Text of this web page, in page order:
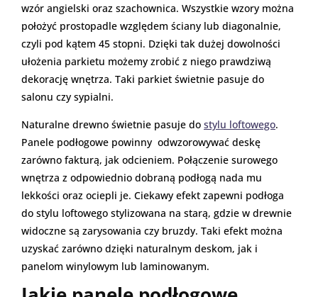
wzór angielski oraz szachownica. Wszystkie wzory można
położyć prostopadle względem ściany lub diagonalnie,
czyli pod kątem 45 stopni. Dzięki tak dużej dowolności
ułożenia parkietu możemy zrobić z niego prawdziwą
dekorację wnętrza. Taki parkiet świetnie pasuje do
salonu czy sypialni.
Naturalne drewno świetnie pasuje do stylu loftowego.
Panele podłogowe powinny odwzorowywać deskę
zarówno fakturą, jak odcieniem. Połączenie surowego
wnętrza z odpowiednio dobraną podłogą nada mu
lekkości oraz ociepli je. Ciekawy efekt zapewni podłoga
do stylu loftowego stylizowana na starą, gdzie w drewnie
widoczne są zarysowania czy bruzdy. Taki efekt można
uzyskać zarówno dzięki naturalnym deskom, jak i
panelom winylowym lub laminowanym.